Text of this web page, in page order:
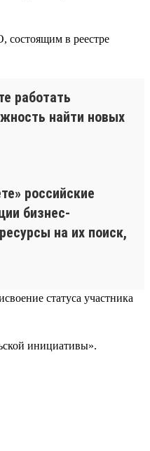
состоящим в реестре
работать
найти новых
российские
бизнес-
на их поиск,
статуса участника
инициативы».